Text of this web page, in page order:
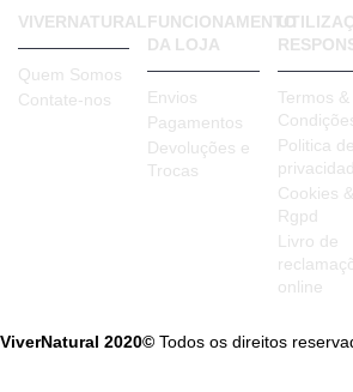
VIVERNATURAL
Quem Somos
Contate-nos
FUNCIONAMENTO
DA LOJA
Envios
Pagamentos
Devoluções e
Trocas
Termos &
Politica de
Cookies &
Rgpd
Livro de
online
ViverNatural 2020© Todos os direitos